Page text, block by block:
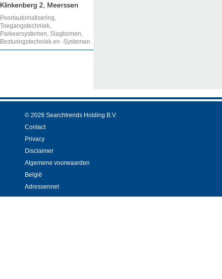
Klinkenberg 2, Meerssen
Poortautomatisering,
Toegangstechniek,
Parkeersystemen, Slagbomen,
Besturingstechniek en -Systemen
© 2026 Searchtrends Holding B.V.
Contact
Privacy
Disclaimer
Algemene voorwaarden
België
Adressennet